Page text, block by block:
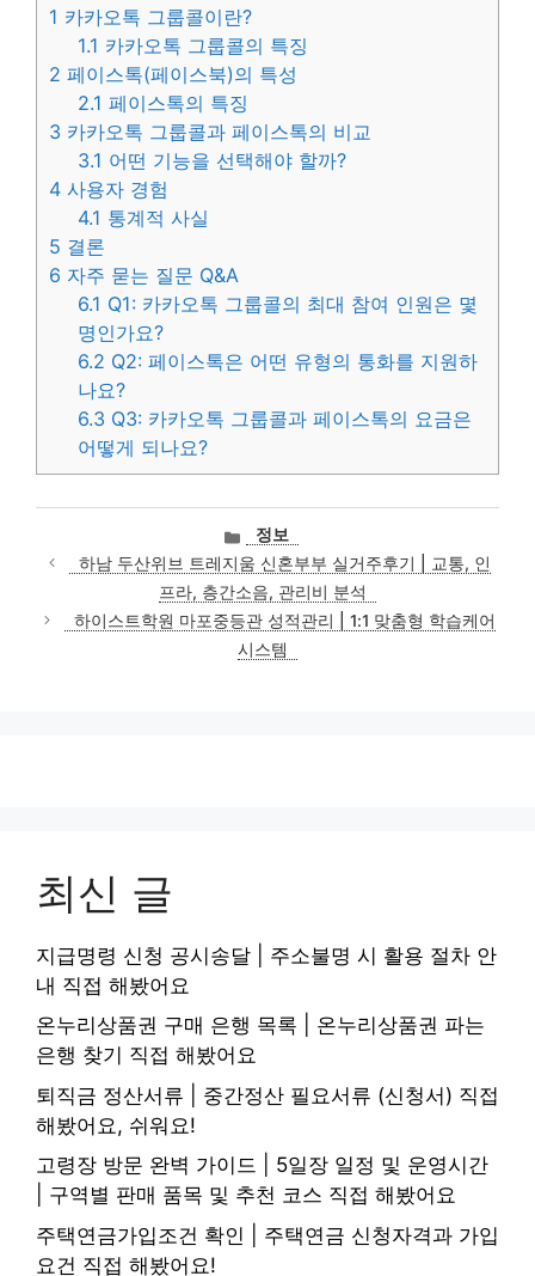
1 카카오톡 그룹콜이란?
1.1 카카오톡 그룹콜의 특징
2 페이스톡(페이스북)의 특성
2.1 페이스톡의 특징
3 카카오톡 그룹콜과 페이스톡의 비교
3.1 어떤 기능을 선택해야 할까?
4 사용자 경험
4.1 통계적 사실
5 결론
6 자주 묻는 질문 Q&A
6.1 Q1: 카카오톡 그룹콜의 최대 참여 인원은 몇
명인가요?
6.2 Q2: 페이스톡은 어떤 유형의 통화를 지원하
나요?
6.3 Q3: 카카오톡 그룹콜과 페이스톡의 요금은
어떻게 되나요?
카
테
고
리
정보
하남 두산위브 트레지움 신혼부부 실거주후기 | 교통, 인
프라, 층간소음, 관리비 분석
하이스트학원 마포중등관 성적관리 | 1:1 맞춤형 학습케어
시스템
최신 글
지급명령 신청 공시송달 | 주소불명 시 활용 절차 안
내 직접 해봤어요
온누리상품권 구매 은행 목록 | 온누리상품권 파는
은행 찾기 직접 해봤어요
퇴직금 정산서류 | 중간정산 필요서류 (신청서) 직접
해봤어요, 쉬워요!
고령장 방문 완벽 가이드 | 5일장 일정 및 운영시간
| 구역별 판매 품목 및 추천 코스 직접 해봤어요
주택연금가입조건 확인 | 주택연금 신청자격과 가입
요건 직접 해봤어요!